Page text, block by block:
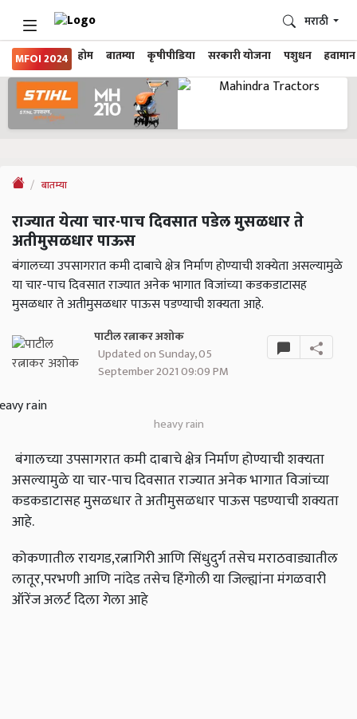
MFOI 2024 होम बातम्या कृषीपीडिया सरकारी योजना पशुधन हवामान
मराठी
बातम्या
राज्यात येत्या चार-पाच दिवसात पडेल मुसळधार ते
अतीमुसळधार पाऊस
बंगालच्या उपसागरात कमी दाबाचे क्षेत्र निर्माण होण्याची शक्येता असल्यामुळे
या चार-पाच दिवसात राज्यात अनेक भागात विजांच्या कडकडाटासह
मुसळधार ते अतीमुसळधार पाऊस पडण्याची शक्यता आहे.
पाटील रत्नाकर अशोक
Updated on Sunday, 05
September 2021 09:09 PM
heavy rain
बंगालच्या उपसागरात कमी दाबाचे क्षेत्र निर्माण होण्याची शक्‍यता
असल्यामुळे या चार-पाच दिवसात राज्यात अनेक भागात विजांच्या
कडकडाटासह मुसळधार ते अतीमुसळधार पाऊस पडण्याची शक्यता
आहे.
कोकणातील रायगड,रत्नागिरी आणि सिंधुदुर्ग तसेच मराठवाड्यातील
लातूर,परभणी आणि नांदेड तसेच हिंगोली या जिल्ह्यांना मंगळवारी
ऑरेंज अलर्ट दिला गेला आहे